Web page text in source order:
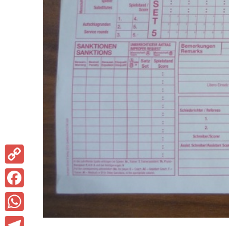
Copy
Link
Facebook
WhatsApp